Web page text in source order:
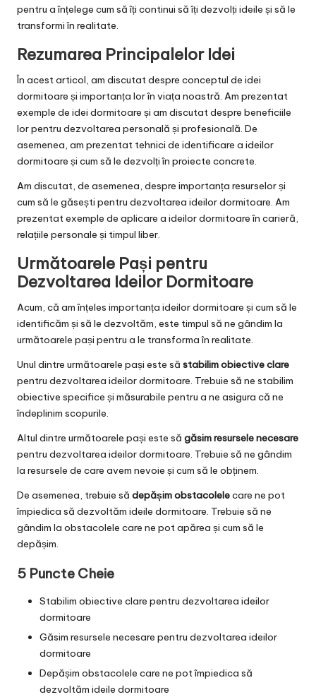
pentru a înțelege cum să îți continui să îți dezvolți ideile și să le
transformi în realitate.
Rezumarea Principalelor Idei
În acest articol, am discutat despre conceptul de idei
dormitoare și importanța lor în viața noastră. Am prezentat
exemple de idei dormitoare și am discutat despre beneficiile
lor pentru dezvoltarea personală și profesională. De
asemenea, am prezentat tehnici de identificare a ideilor
dormitoare și cum să le dezvolți în proiecte concrete.
Am discutat, de asemenea, despre importanța resurselor și
cum să le găsești pentru dezvoltarea ideilor dormitoare. Am
prezentat exemple de aplicare a ideilor dormitoare în carieră,
relațiile personale și timpul liber.
Următoarele Pași pentru
Dezvoltarea Ideilor Dormitoare
Acum, că am înțeles importanța ideilor dormitoare și cum să le
identificăm și să le dezvoltăm, este timpul să ne gândim la
următoarele pași pentru a le transforma în realitate.
Unul dintre următoarele pași este să stabilim obiective clare
pentru dezvoltarea ideilor dormitoare. Trebuie să ne stabilim
obiective specifice și măsurabile pentru a ne asigura că ne
îndeplinim scopurile.
Altul dintre următoarele pași este să găsim resursele necesare
pentru dezvoltarea ideilor dormitoare. Trebuie să ne gândim
la resursele de care avem nevoie și cum să le obținem.
De asemenea, trebuie să depășim obstacolelecare ne pot
împiedica să dezvoltăm ideile dormitoare. Trebuie să ne
gândim la obstacolele care ne pot apărea și cum să le
depășim.
5 Puncte Cheie
Stabilim obiective clare pentru dezvoltarea ideilor
dormitoare
Găsim resursele necesare pentru dezvoltarea ideilor
dormitoare
Depășim obstacolele care ne pot împiedica să
dezvoltăm ideile dormitoare